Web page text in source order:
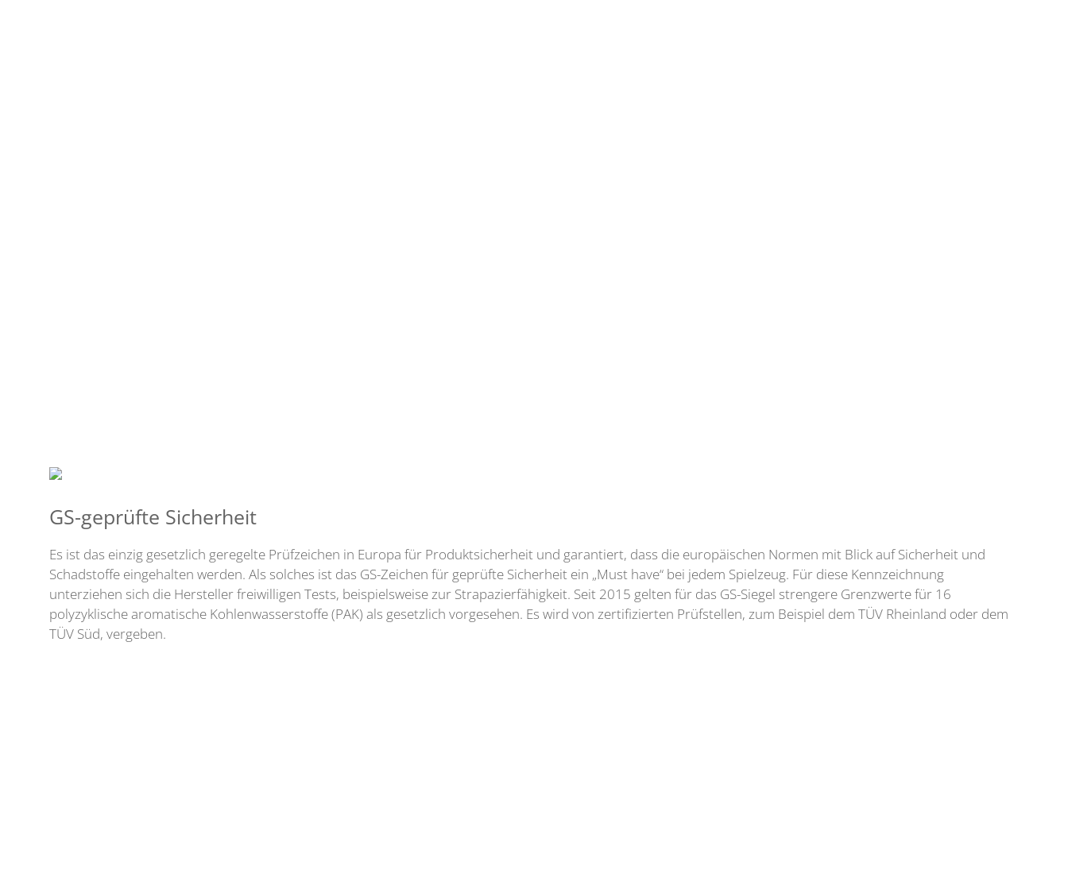
GS-geprüfte Sicherheit
Es ist das einzig gesetzlich geregelte Prüfzeichen in Europa für Produktsicherheit und garantiert, dass die europäischen Normen mit Blick auf Sicherheit und
Schadstoffe eingehalten werden. Als solches ist das GS-Zeichen für geprüfte Sicherheit ein „Must have“ bei jedem Spielzeug. Für diese Kennzeichnung
unterziehen sich die Hersteller freiwilligen Tests, beispielsweise zur Strapazierfähigkeit. Seit 2015 gelten für das GS-Siegel strengere Grenzwerte für 16
polyzyklische aromatische Kohlenwasserstoffe (PAK) als gesetzlich vorgesehen. Es wird von zertifizierten Prüfstellen, zum Beispiel dem TÜV Rheinland oder dem
TÜV Süd, vergeben.